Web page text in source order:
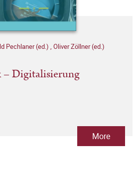
Pechlaner (ed.) , Oliver Zöllner (ed.)
Digitalisierung
More